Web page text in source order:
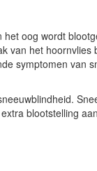
oog wordt
van het hoornvlies
symptomen van
blootstelling